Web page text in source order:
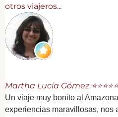
otros viajeros...
Martha Lucía Gómez ⭐⭐⭐⭐⭐
Un viaje muy bonito al
experiencias maravillosas, nos